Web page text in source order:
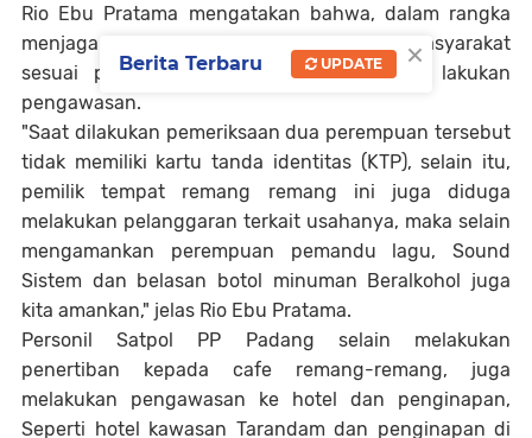
Rio Ebu Pratama mengatakan bahwa, dalam rangka
menjaga ketertiban dan ketentraman masyarakat
sesuai perda 11 tahun 2005, maka kita lakukan
pengawasan.
"Saat dilakukan pemeriksaan dua perempuan tersebut
tidak memiliki kartu tanda identitas (KTP), selain itu,
pemilik tempat remang remang ini juga diduga
melakukan pelanggaran terkait usahanya, maka selain
mengamankan perempuan pemandu lagu, Sound
Sistem dan belasan botol minuman Beralkohol juga
kita amankan," jelas Rio Ebu Pratama.
Personil Satpol PP Padang selain melakukan
penertiban kepada cafe remang-remang, juga
melakukan pengawasan ke hotel dan penginapan,
Seperti hotel kawasan Tarandam dan penginapan di
×
Berita Terbaru UPDATE